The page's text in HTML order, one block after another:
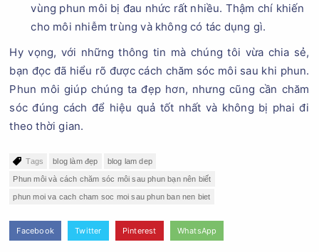
vùng phun môi bị đau nhức rất nhiều. Thậm chí khiến
cho môi nhiễm trùng và không có tác dụng gì.
Hy vọng, với những thông tin mà chúng tôi vừa chia sẻ,
bạn đọc đã hiểu rõ được cách chăm sóc môi sau khi phun.
Phun môi giúp chúng ta đẹp hơn, nhưng cũng cần chăm
sóc đúng cách để hiệu quả tốt nhất và không bị phai đi
theo thời gian.
Tags blog làm đẹp blog lam dep
Phun môi và cách chăm sóc môi sau phun bạn nên biết
phun moi va cach cham soc moi sau phun ban nen biet
Facebook Twitter Pinterest WhatsApp